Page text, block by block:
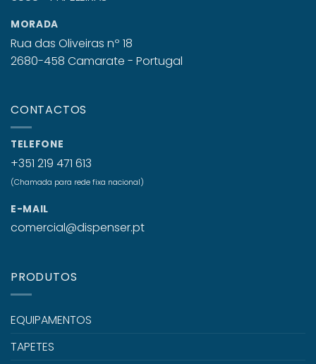
MORADA
Rua das Oliveiras nº 18
2680-458 Camarate - Portugal
CONTACTOS
TELEFONE
+351 219 471 613
(Chamada para rede fixa nacional)
E-MAIL
comercial@dispenser.pt
PRODUTOS
EQUIPAMENTOS
TAPETES